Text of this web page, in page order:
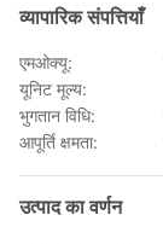
व्यापारिक संपत्तियाँ
एमओक्यू:
यूनिट मूल्य:
भुगतान विधि:
आपूर्ति क्षमता:
उत्पाद का वर्णन